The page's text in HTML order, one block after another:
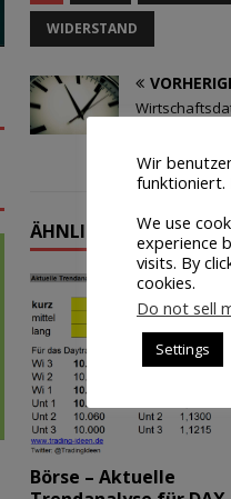
WIDERSTAND
ÄHNLICHE ARTIKEL
Börse – Aktuelle
Wir
funktioniert.
We use
experience
visits. By
cookies.
Do not sell
Settings